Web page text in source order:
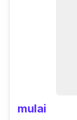
mulai